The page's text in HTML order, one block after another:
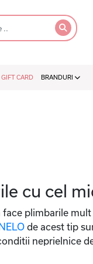
GIFT CARD BRANDURI
cu cel
face plimbarile
de acest tip
neprielnice